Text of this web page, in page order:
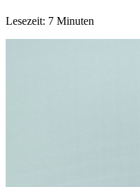
Lesezeit: 7 Minuten